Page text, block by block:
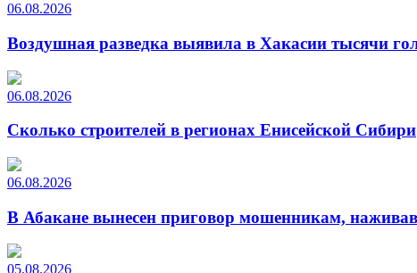
06.08.2026
Воздушная разведка выявила в Хакасии тысячи
06.08.2026
Сколько строителей в регионах Енисейской Сибири
06.08.2026
В Абакане вынесен приговор мошенникам,
05.08.2026